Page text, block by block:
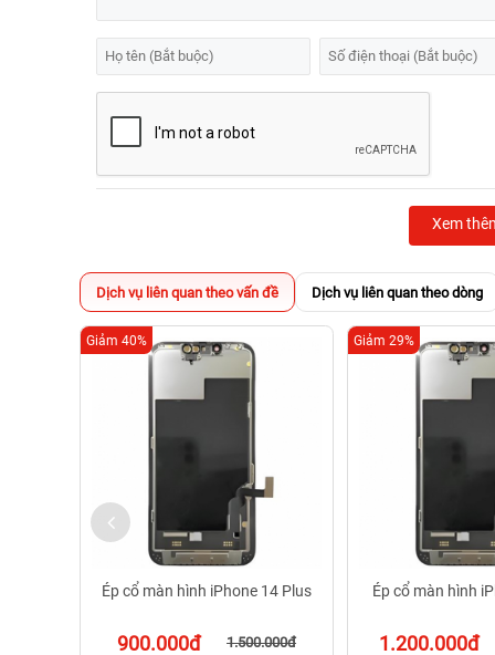
Địa chỉ ép cổ màn hình iPhone 14 Plus uy
1. Giá cả và thời gian sửa chữa tại Bệnh
Khách hàng có thể dễ dàng tìm thấy
Bệnh Viện
trải rộng tại TP.HCM, thuận tiện cho việc di
nhánh, đội ngũ kỹ thuật viên luôn sẵn sàng hỗ
ép cổ màn hình iPhone 14 Plus theo đúng tiêu
Xem
Dịch vụ liên quan theo vấn đề Dịch vụ liên quan theo dòng
Ép cổ màn hình iPhone 14 Plus
900.000đ 1.500.000đ
Giảm 40%
Ép cổ màn hình
1.200.000đ
Giảm 29%